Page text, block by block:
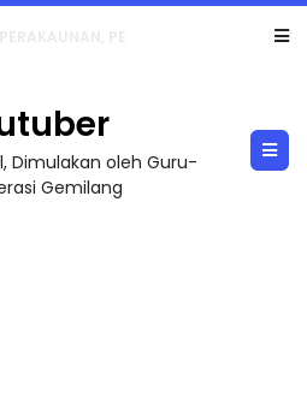
Dimulakan oleh Guru-
Gemilang